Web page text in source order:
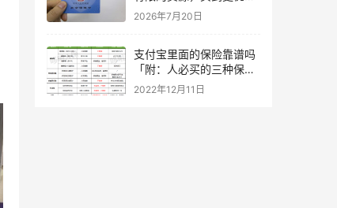
的健康保障？
2026年7月20日
支付宝里面的保险靠谱吗
「附：人必买的三种保
险」
2022年12月11日